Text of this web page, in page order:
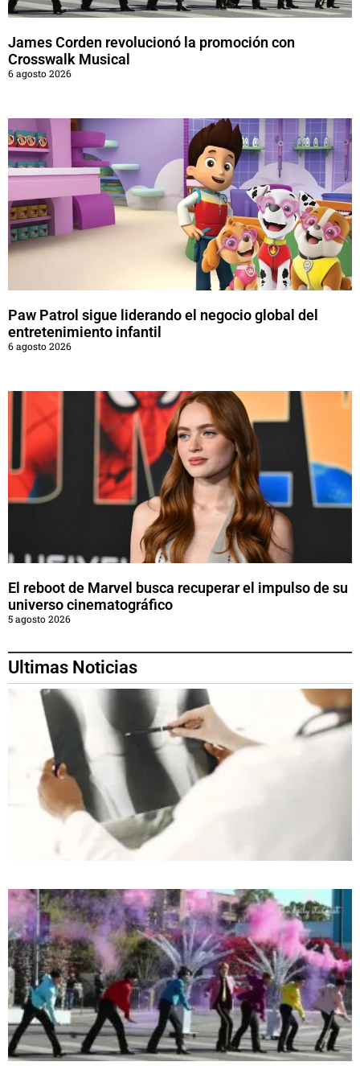
James Corden revolucionó la promoción con
Crosswalk Musical
6 agosto 2026
Paw Patrol sigue liderando el negocio global del
entretenimiento infantil
6 agosto 2026
El reboot de Marvel busca recuperar el impulso de su
universo cinematográfico
5 agosto 2026
Ultimas Noticias